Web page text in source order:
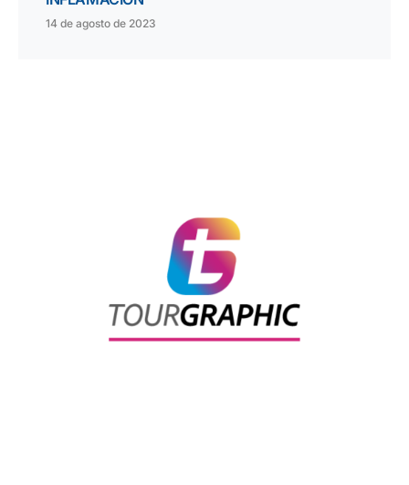
14 de agosto de 2023